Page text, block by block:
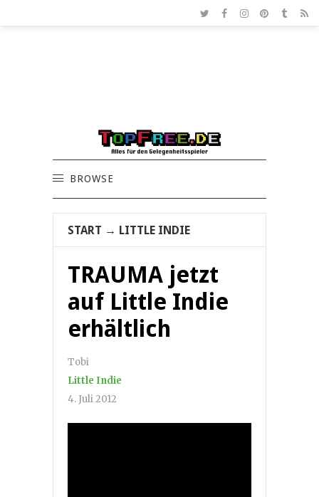
BROWSE
START → LITTLE INDIE
TRAUMA jetzt
auf Little Indie
erhältlich
Tobi
Little Indie
4. Juli 2012